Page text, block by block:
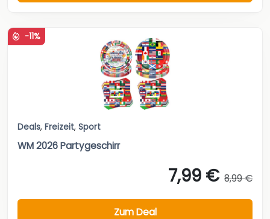
-11%
Deals, Freizeit, Sport
WM 2026 Partygeschirr
7,99 € 8,99 €
Zum Deal